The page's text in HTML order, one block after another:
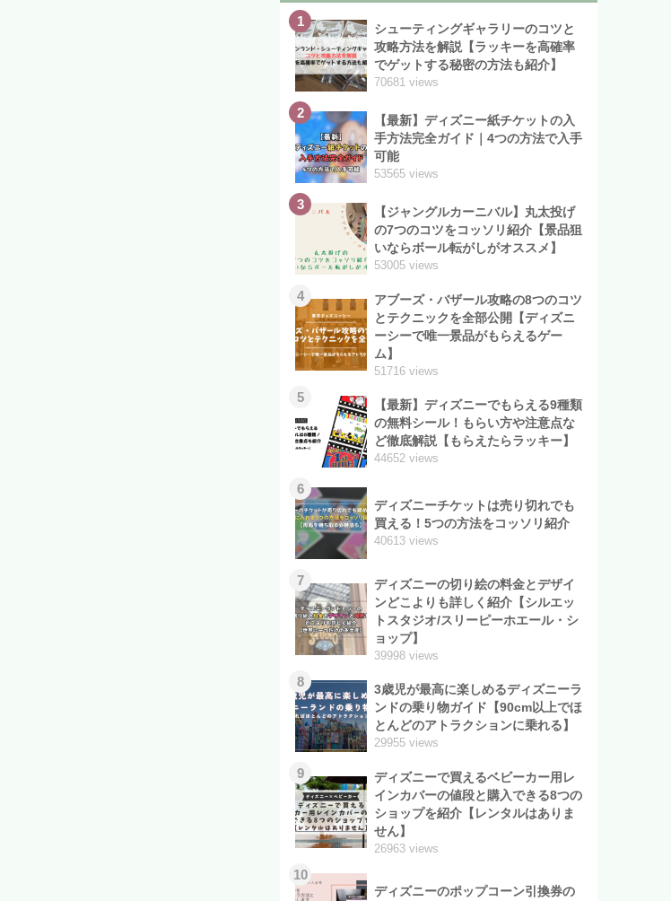
1
シューティングギャラリーのコツと
攻略方法を解説【ラッキーを高確率
でゲットする秘密の方法も紹介】
70681 views
2
【最新】ディズニー紙チケットの入
手方法完全ガイド｜4つの方法で入手
可能
53565 views
3
【ジャングルカーニバル】丸太投げ
の7つのコツをコッソリ紹介【景品狙
いならボール転がしがオススメ】
53005 views
4
アブーズ・バザール攻略の8つのコツ
とテクニックを全部公開【ディズニ
ーシーで唯一景品がもらえるゲー
ム】
51716 views
5
【最新】ディズニーでもらえる9種類
の無料シール！もらい方や注意点な
ど徹底解説【もらえたらラッキー】
44652 views
6
ディズニーチケットは売り切れでも
買える！5つの方法をコッソリ紹介
40613 views
7
ディズニーの切り絵の料金とデザイ
ンどこよりも詳しく紹介【シルエッ
トスタジオ/スリーピーホエール・シ
ョップ】
39998 views
8
3歳児が最高に楽しめるディズニーラ
ンドの乗り物ガイド【90cm以上でほ
とんどのアトラクションに乗れる】
29955 views
9
ディズニーで買えるベビーカー用レ
インカバーの値段と購入できる8つの
ショップを紹介【レンタルはありま
せん】
26963 views
10
ディズニーのポップコーン引換券の